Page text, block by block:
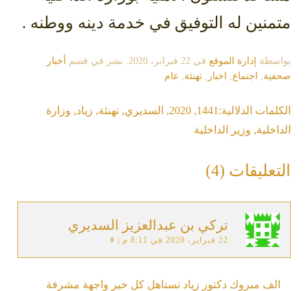
متمنين له التوفيق في خدمة دينه ووطنه .
بواسطة إدارة الموقع في 22 فبراير، 2020 . نشر في قسم
أخبار
صحفية, اجتماع, اخبار , تهنئة, عام
الكلمات الدلالية: 1441
,
2020
, السديري, تهنئة, زياد, وزارة
الداخلية, وزير الداخلية
التعليقات (4)
تركي بن عبدالعزيز السديري
22 فبراير، 2020 في 8:11 م #
الف مبروك دكتور زياد تستاهل كل خير واجهة مشرفة